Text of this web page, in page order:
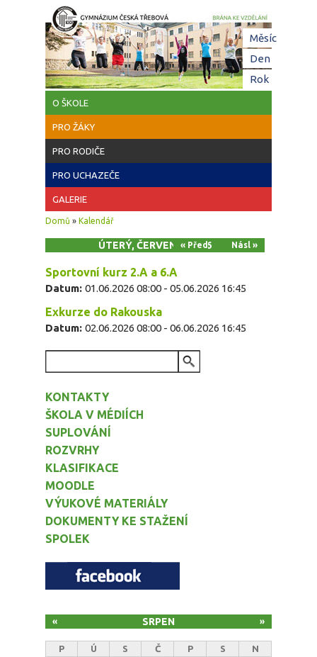
Přejít k hlavnímu obsahu
O ŠKOLE
PRO ŽÁKY
PRO RODIČE
PRO UCHAZEČE
GALERIE
Jste zde
Domů » Kalendář
ÚTERÝ, ČERVEN 2, 2026
« Před Násl »
Sportovní kurz 2.A a 6.A
Datum: 01.06.2026 08:00 - 05.06.2026 16:45
Exkurze do Rakouska
Datum: 02.06.2026 08:00 - 06.06.2026 16:45
KONTAKTY
ŠKOLA V MÉDIÍCH
SUPLOVÁNÍ
ROZVRHY
KLASIFIKACE
MOODLE
VÝUKOVÉ MATERIÁLY
DOKUMENTY KE STAŽENÍ
SPOLEK
SRPEN
« »
P Ú S Č P S
N
Měsíc
Den(aktivní
Rok